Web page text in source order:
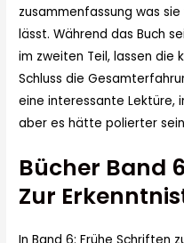
zusammenfassung was
lässt. Während das Buch
im zweiten Teil, lassen die
Schluss die
eine interessante Lektüre,
aber es hätte polierter
Bücher Band
Zur